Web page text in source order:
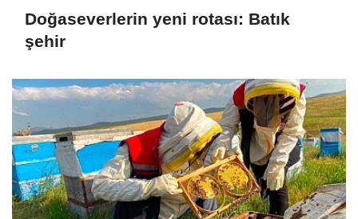
Doğaseverlerin yeni rotası: Batık
şehir